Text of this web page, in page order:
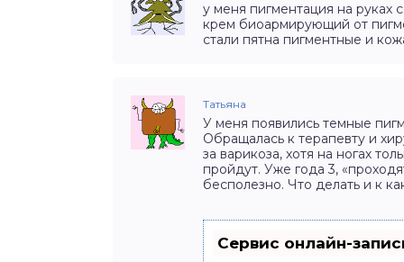
у меня пигментация на руках
крем биоармирующий от
стали пятна пигментные и
Татьяна
У меня появились темные
Обращалась к терапевту и
за варикоза, хотя на ногах
пройдут. Уже года 3,
бесполезно. Что делать и к
Сервис онлайн-